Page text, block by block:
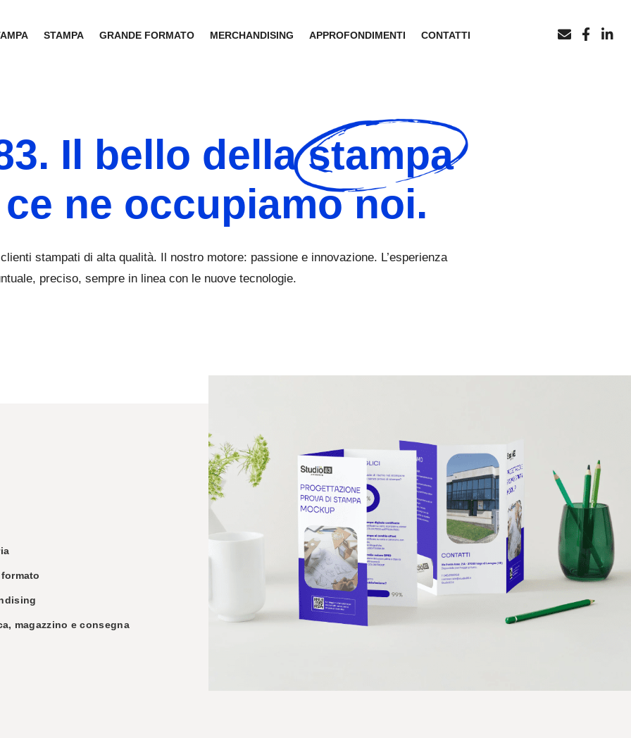
STAMPA GRANDE FORMATO MERCHANDISING APPROFONDIMENTI CONTATTI
Il bello dellastampa
ne occupiamo noi.
stampati di alta qualità. Il nostro motore: passione e innovazione. L’esperienza
preciso, sempre in linea con le nuove tecnologie.
magazzino e consegna